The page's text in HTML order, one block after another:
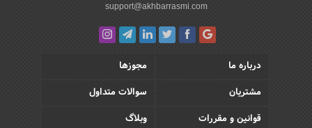
support@akhbarrasmi.com
درباره ما
مجوزها
مشتریان
سوالات متداول
قوانین و مقررات
وبلاگ